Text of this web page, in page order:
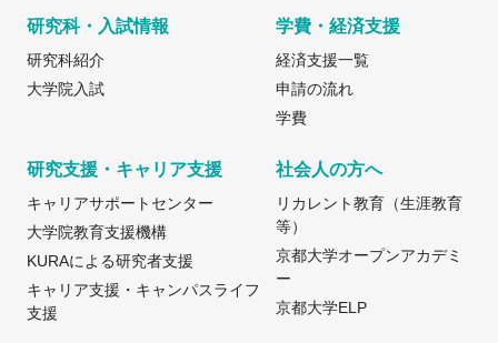
研究科・入試情報
研究科紹介
大学院入試
学費・経済支援
経済支援一覧
申請の流れ
学費
研究支援・キャリア支援
キャリアサポートセンター
大学院教育支援機構
KURAによる研究者支援
キャリア支援・キャンパスライフ
支援
社会人の方へ
リカレント教育（生涯教育
等）
京都大学オープンアカデミ
ー
京都大学ELP